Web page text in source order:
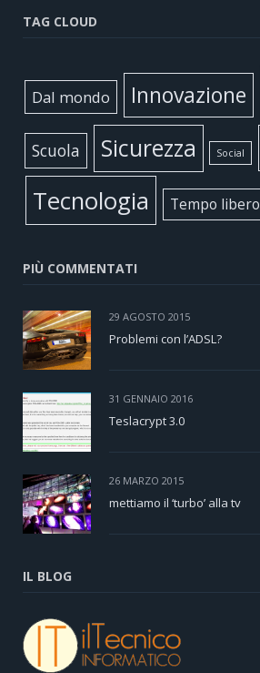
TAG CLOUD
Dal mondo Innovazione
Scuola Sicurezza Social
Tecnologia Tempo libero
PIÙ COMMENTATI
29 AGOSTO 2015
Problemi con l’ADSL?
31 GENNAIO 2016
Teslacrypt 3.0
26 MARZO 2015
mettiamo il ‘turbo’ alla tv
IL BLOG